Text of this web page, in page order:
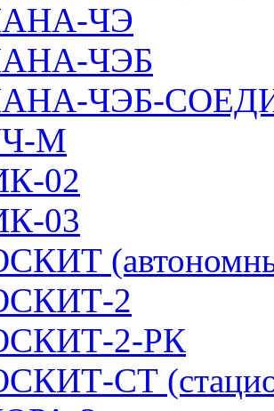
ЧЭ
ЧЭБ
ЧЭБ-
М
02
03
2
2-РК
СТ